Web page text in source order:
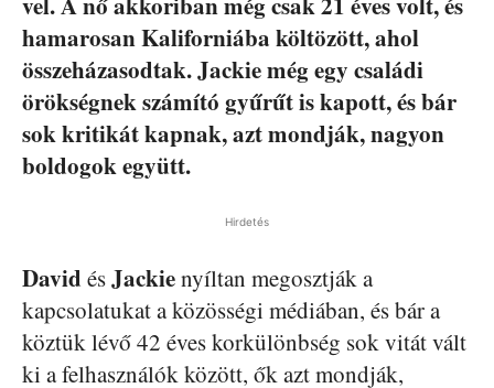
hamarosan Kaliforniába költözött, ahol
összeházasodtak. Jackie még egy családi
örökségnek számító gyűrűt is kapott, és bár
sok kritikát kapnak, azt mondják, nagyon
boldogok együtt.
Hirdetés
David ésJackienyíltan megosztják a
kapcsolatukat a közösségi médiában, és bár a
köztük lévő 42 éves korkülönbség sok vitát vált
ki a felhasználók között, ők azt mondják,